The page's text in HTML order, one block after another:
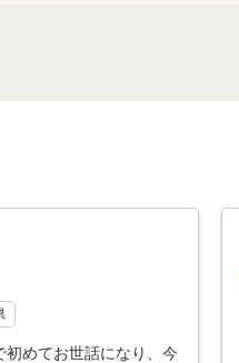
初めてお世話になり、今